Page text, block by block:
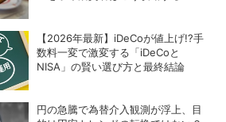
【2026年最新】iDeCoが値上げ!?手
数料一変で激変する「iDeCoと
NISA」の賢い選び方と最終結論
円の急騰で為替介入観測が浮上、目